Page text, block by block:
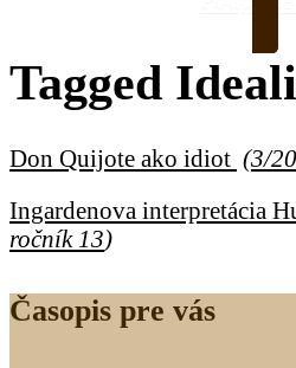
Tagged
Don Quijote ako idiot (3/
Ingardenova interpretácia
ročník 13)
Časopis pre vás